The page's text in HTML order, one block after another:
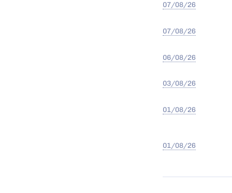
07/08/26
07/08/26
06/08/26
03/08/26
01/08/26
01/08/26